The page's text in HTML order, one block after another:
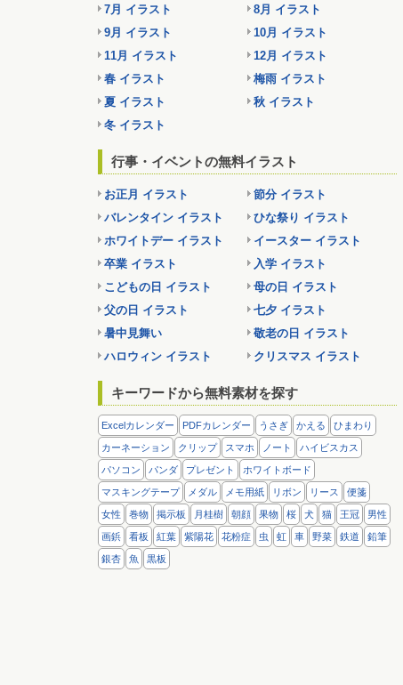
7月 イラスト
8月 イラスト
9月 イラスト
10月 イラスト
11月 イラスト
12月 イラスト
春 イラスト
梅雨 イラスト
夏 イラスト
秋 イラスト
冬 イラスト
行事・イベントの無料イラスト
お正月 イラスト
節分 イラスト
バレンタイン イラスト
ひな祭り イラスト
ホワイトデー イラスト
イースター イラスト
卒業 イラスト
入学 イラスト
こどもの日 イラスト
母の日 イラスト
父の日 イラスト
七夕 イラスト
暑中見舞い
敬老の日 イラスト
ハロウィン イラスト
クリスマス イラスト
キーワードから無料素材を探す
Excelカレンダー PDFカレンダー うさぎ かえる ひまわり
カーネーション クリップ スマホ ノート ハイビスカス
パソコン パンダ プレゼント ホワイトボード
マスキングテープ メダル メモ用紙 リボン リース 便箋
女性 巻物 掲示板 月桂樹 朝顔 果物 桜 犬 猫 王冠 男性
画鋲 看板 紅葉 紫陽花 花粉症 虫 虹 車 野菜 鉄道 鉛筆
銀杏 魚 黒板